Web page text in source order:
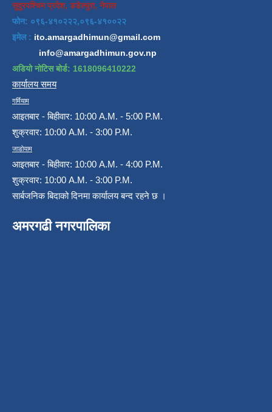
सुदुरपश्चिम प्रदेश, डडेल्धुरा, नेपाल
फोन: ०९६-४१०२२२,०९६-४१००२२
इमेल : ito.amargadhimun@gmail.com
info@amargadhimun.gov.np
अडियो नोटिस बोर्ड: 1618096410222
कार्यालय समय
गर्मियाम
आइतबार - बिहीवार: 10:00 A.M. - 5:00 P.M.
शुक्रवार: 10:00 A.M. - 3:00 P.M.
जाडोयाम
आइतबार - बिहीवार: 10:00 A.M. - 4:00 P.M.
शुक्रवार: 10:00 A.M. - 3:00 P.M.
सार्बजनिक बिदाको दिनमा कार्यालय बन्द रहने छ ।
अमरगढी नगरपालिका